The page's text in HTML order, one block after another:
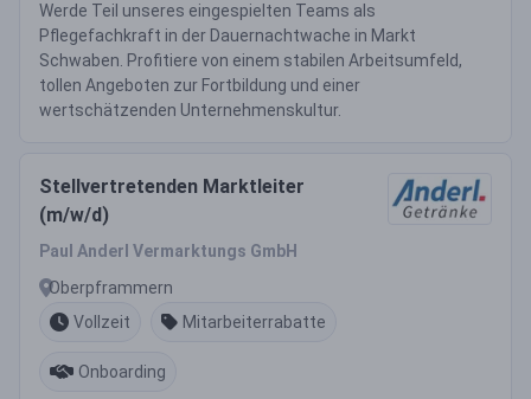
Werde Teil unseres eingespielten Teams als
Pflegefachkraft in der Dauernachtwache in Markt
Schwaben. Profitiere von einem stabilen Arbeitsumfeld,
tollen Angeboten zur Fortbildung und einer
wertschätzenden Unternehmenskultur.
Stellvertretenden Marktleiter
(m/w/d)
Paul Anderl Vermarktungs GmbH
Oberpframmern
Vollzeit
Mitarbeiterrabatte
Onboarding